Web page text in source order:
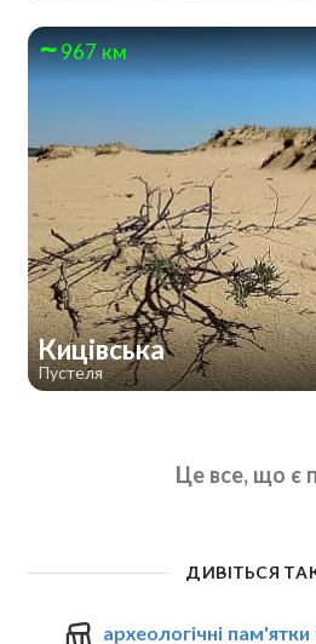
967 км
Кицівська
Пустеля
Це все, що є
ДИВІТЬСЯ
археологічні